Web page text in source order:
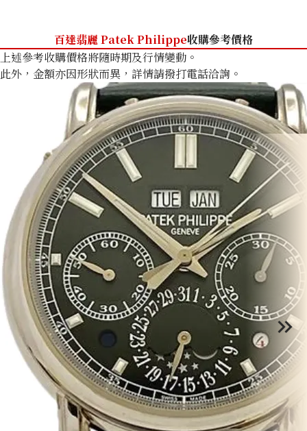
百達翡麗 Patek Philippe收購參考價格
上述參考收購價格將隨時期及行情變動。
此外，金額亦因形狀而異，詳情請撥打電話洽詢。